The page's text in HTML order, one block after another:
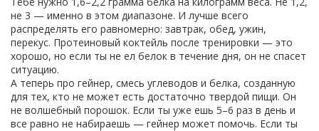
не 3 — именно в этом диапазоне. И лучше всего
распределять его равномерно: завтрак, обед, ужин,
перекус. Протеиновый коктейль после тренировки — это
хорошо, но если ты не ел белок в течение дня, он не спасет
ситуацию.
А теперь про гейнер, смесь углеводов и белка, созданную
для тех, кто не может есть достаточно твердой пищи. Он
не волшебный порошок. Если ты уже ешь 5–6 раз в день и
все равно не набираешь — гейнер может помочь. Если ты